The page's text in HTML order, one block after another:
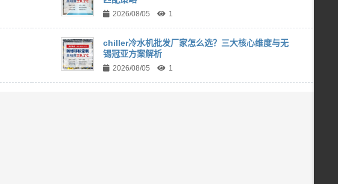
2026/08/05 1
chiller冷水机批发厂家怎么选？三大核心维度与无
锡冠亚方案解析
2026/08/05 1